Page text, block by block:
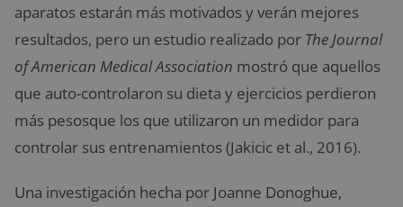
aparatos estarán más motivados y verán mejores
resultados, pero un estudio realizado por The Journal
of American Medical Association mostró que aquellos
que auto-controlaron su dieta y ejercicios perdieron
más pesosque los que utilizaron un medidor para
controlar sus entrenamientos (Jakicic et al., 2016).
Una investigación hecha por Joanne Donoghue,